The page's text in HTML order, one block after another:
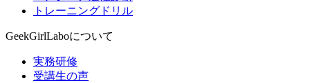
トレーニングドリル
GeekGirlLaboについて
実務研修
受講生の声